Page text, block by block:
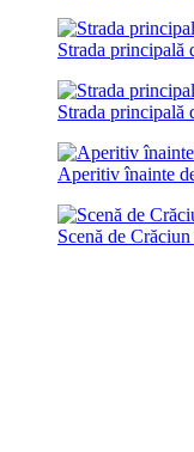
Strada principală
Strada principală
Aperitiv înainte
Scenă de Crăciun